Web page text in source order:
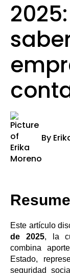
By
Este artículo
de 2025, la
combina
Estado,
seguridad